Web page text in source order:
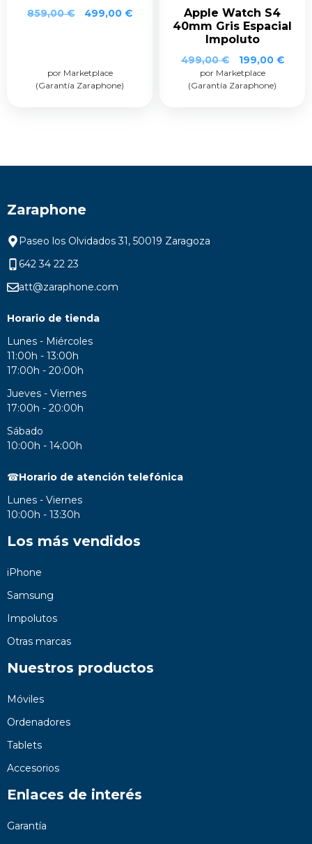
859,00€ 499,00 €
por Marketplace
(Garantía Zaraphone)
Apple Watch S4
40mm Gris Espacial
Impoluto
499,00€ 199,00 €
por Marketplace
(Garantía Zaraphone)
Zaraphone
Paseo los Olvidados 31, 50019 Zaragoza
642 34 22 23
att@zaraphone.com
Horario de tienda
Lunes - Miércoles
11:00h - 13:00h
17:00h - 20:00h
Jueves - Viernes
17:00h - 20:00h
Sábado
10:00h - 14:00h
☎Horario de atención telefónica
Lunes - Viernes
10:00h - 13:30h
Los más vendidos
iPhone
Samsung
Impolutos
Otras marcas
Nuestros productos
Móviles
Ordenadores
Tablets
Accesorios
Enlaces de interés
Garantía